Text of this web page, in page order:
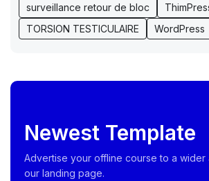
surveillance retour de bloc
TORSION TESTICULAIRE
WordPress
Newest Template
Advertise your offline course to a wider
our landing page.